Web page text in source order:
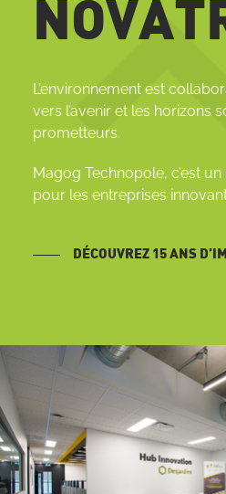
L’environnement est
vers l’avenir et les horizons
prometteurs.
Magog Technopole, c’est
pour les entreprises
DÉCOUVREZ 15 ANS